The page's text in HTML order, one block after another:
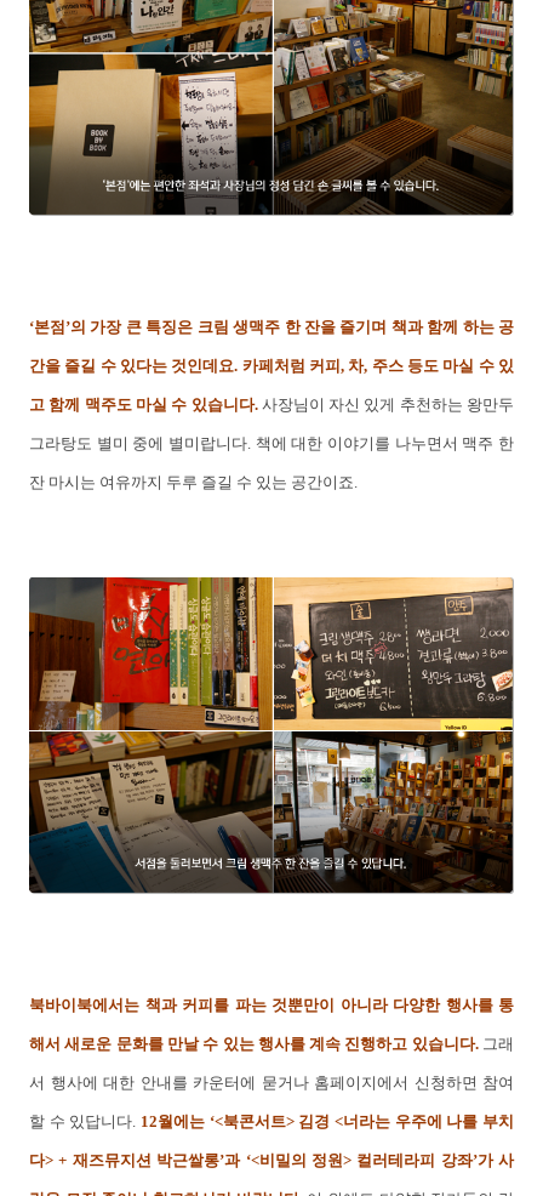
‘본점’의 가장 큰 특징은 크림 생맥주 한 잔을 즐기며 책과 함께 하는 공
간을 즐길 수 있다는 것인데요. 카페처럼 커피, 차, 주스 등도 마실 수 있
고 함께 맥주도 마실 수 있습니다. 사장님이 자신 있게 추천하는 왕만두
그라탕도 별미 중에 별미랍니다. 책에 대한 이야기를 나누면서 맥주 한
잔 마시는 여유까지 두루 즐길 수 있는 공간이죠.
북바이북에서는 책과 커피를 파는 것뿐만이 아니라 다양한 행사를 통
해서 새로운 문화를 만날 수 있는 행사를 계속 진행하고 있습니다.그래
서 행사에 대한 안내를 카운터에 묻거나 홈페이지에서 신청하면 참여
할 수 있답니다. 12월에는 ‘<북콘서트> 김경 <너라는 우주에 나를 부치
다> + 재즈뮤지션 박근쌀롱’과 ‘<비밀의 정원> 컬러테라피 강좌’가 사